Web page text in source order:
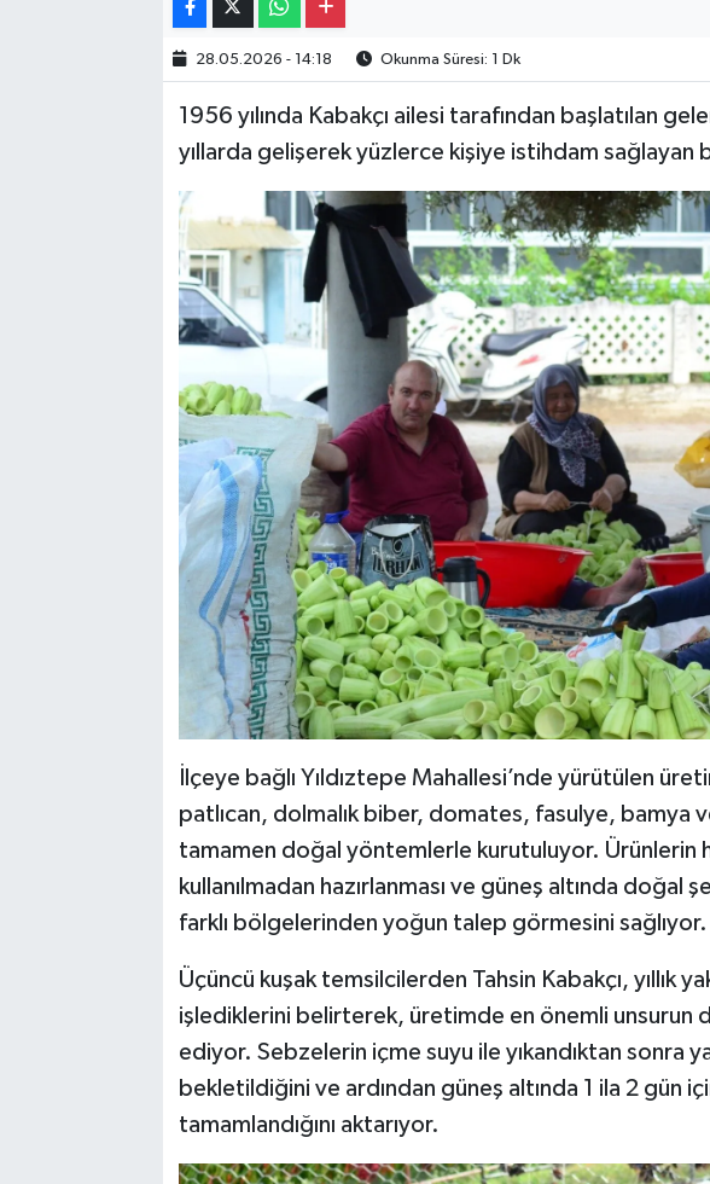
28.05.2026 - 14:18 Okunma Süresi: 1 Dk
1956 yılında Kabakçı ailesi tarafından başlatılan
yıllarda gelişerek yüzlerce kişiye istihdam sağlayan
İlçeye bağlı Yıldıztepe Mahallesi’nde yürütülen
patlıcan, dolmalık biber, domates, fasulye, bamya
tamamen doğal yöntemlerle kurutuluyor. Ürünlerin
kullanılmadan hazırlanması ve güneş altında doğal
farklı bölgelerinden yoğun talep görmesini sağlıyor.
Üçüncü kuşak temsilcilerden Tahsin Kabakçı, yıllık
işlediklerini belirterek, üretimde en önemli unsurun
ediyor. Sebzelerin içme suyu ile yıkandıktan sonra
bekletildiğini ve ardından güneş altında 1 ila 2 gün
tamamlandığını aktarıyor.